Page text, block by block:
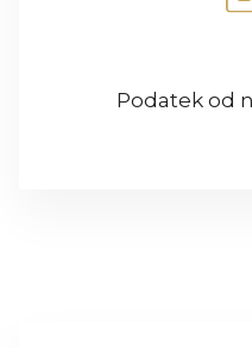
Podatek od